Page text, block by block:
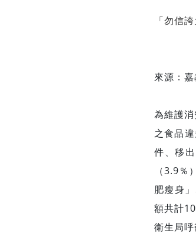
「勿信
來源：
為維護
之食品
件、移
（3.9
肥瘦身
額共計
衛生局